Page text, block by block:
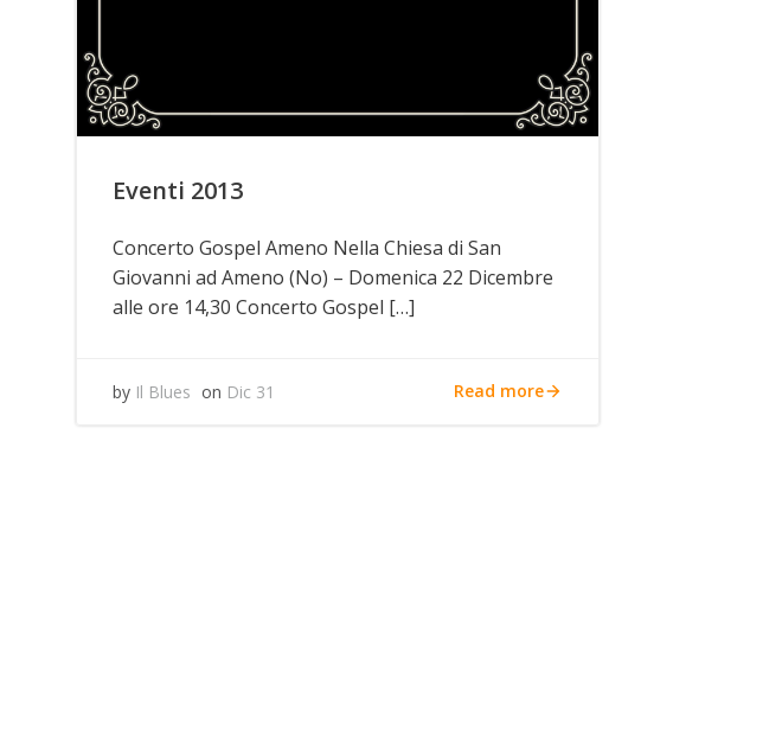
Eventi 2013
Concerto Gospel Ameno Nella Chiesa di San
Giovanni ad Ameno (No) – Domenica 22 Dicembre
alle ore 14,30 Concerto Gospel […]
by Il Blues on Dic 31 Read more